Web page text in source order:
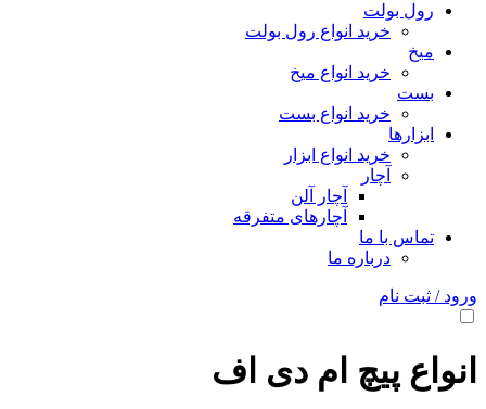
رول بولت
خرید انواع رول بولت
میخ
خرید انواع میخ
بست
خرید انواع بست
ابزارها
خرید انواع ابزار
آچار
آچار آلن
آچارهای متفرقه
تماس با ما
درباره ما
ورود / ثبت نام
انواع پیچ ام دی اف